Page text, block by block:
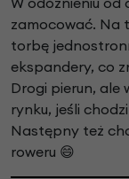
zamocować. Na
torbę
ekspandery, co
Drogi pierun, ale
rynku, jeśli
Następny też
roweru 😄